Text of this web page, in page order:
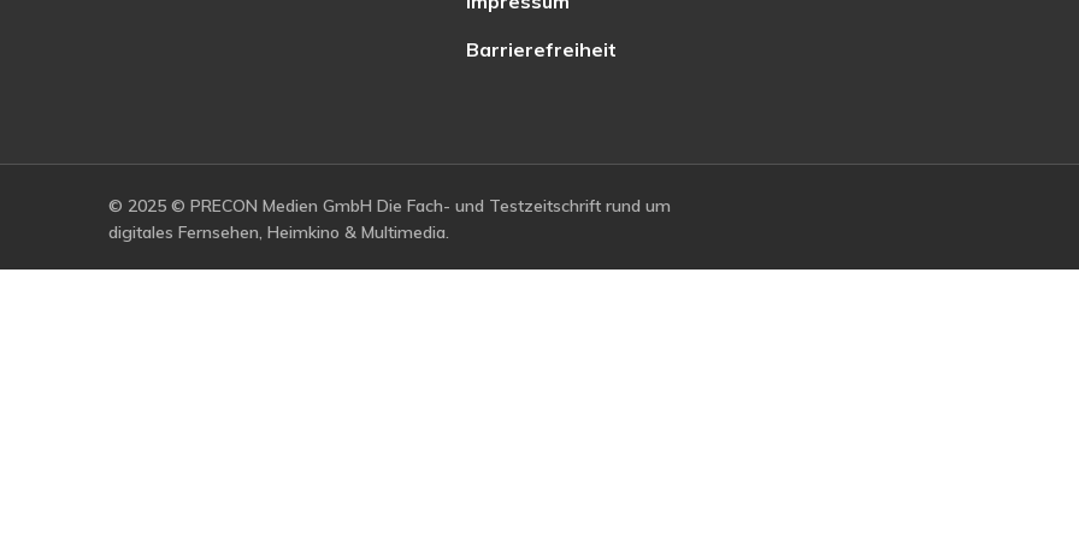
Barrierefreiheit
© 2025 © PRECON Medien GmbH Die Fach- und Testzeitschrift rund um
digitales Fernsehen, Heimkino & Multimedia.